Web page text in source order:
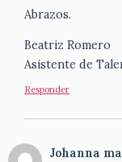
Abrazos.
Beatriz Romero
Asistente de
Responder
Johanna